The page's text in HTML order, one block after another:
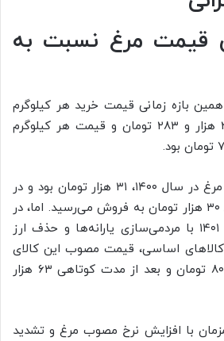
قیمت مرغ نسبت به
بازه زمانی قیمت خرید هر کیلوگرم
مرغ زنده از مرغداران ۲۰ هزار و ۲۸۳ تومان و قیمت هر کیلوگرم
نرخ مصوب هر کیلوگرم مرغ در سال ۱۴۰۰، ۳۱ هزار تومان بود و در
بازار مصرف نیز در کانال ۳۰ هزار تومان به فروش می‌رسید. اما، در
۲۲ اردیبهشت ماه سال ۱۴۰۱ با مردمی‌سازی یارانه‌ها و حذف ارز
کالا‌های اساسی، قیمت مصوب این کالای
اساسی به ۵۹ هزار و ۸۰۰ تومان و بعد از مدت کوتاهی ۶۳ هزار
با افزایش نرخ مصوب مرغ و تشدید